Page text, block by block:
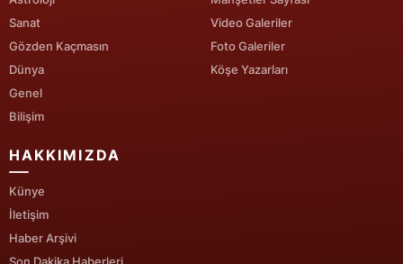
Kastamonu
Kayseri
Sanat
Gözden Kaçmasın
Dünya
Genel
Bilişim
Video Galeriler
Foto Galeriler
Köşe Yazarları
HAKKIMIZDA
Künye
İletişim
Haber Arşivi